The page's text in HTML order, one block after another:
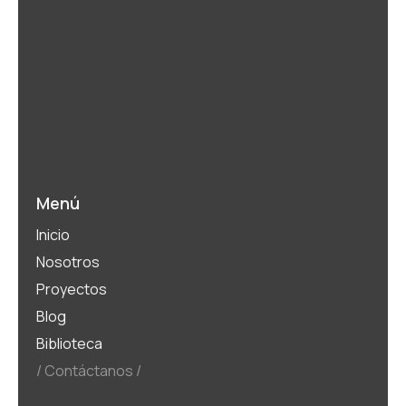
Menú
Inicio
Nosotros
Proyectos
Blog
Biblioteca
Contáctanos